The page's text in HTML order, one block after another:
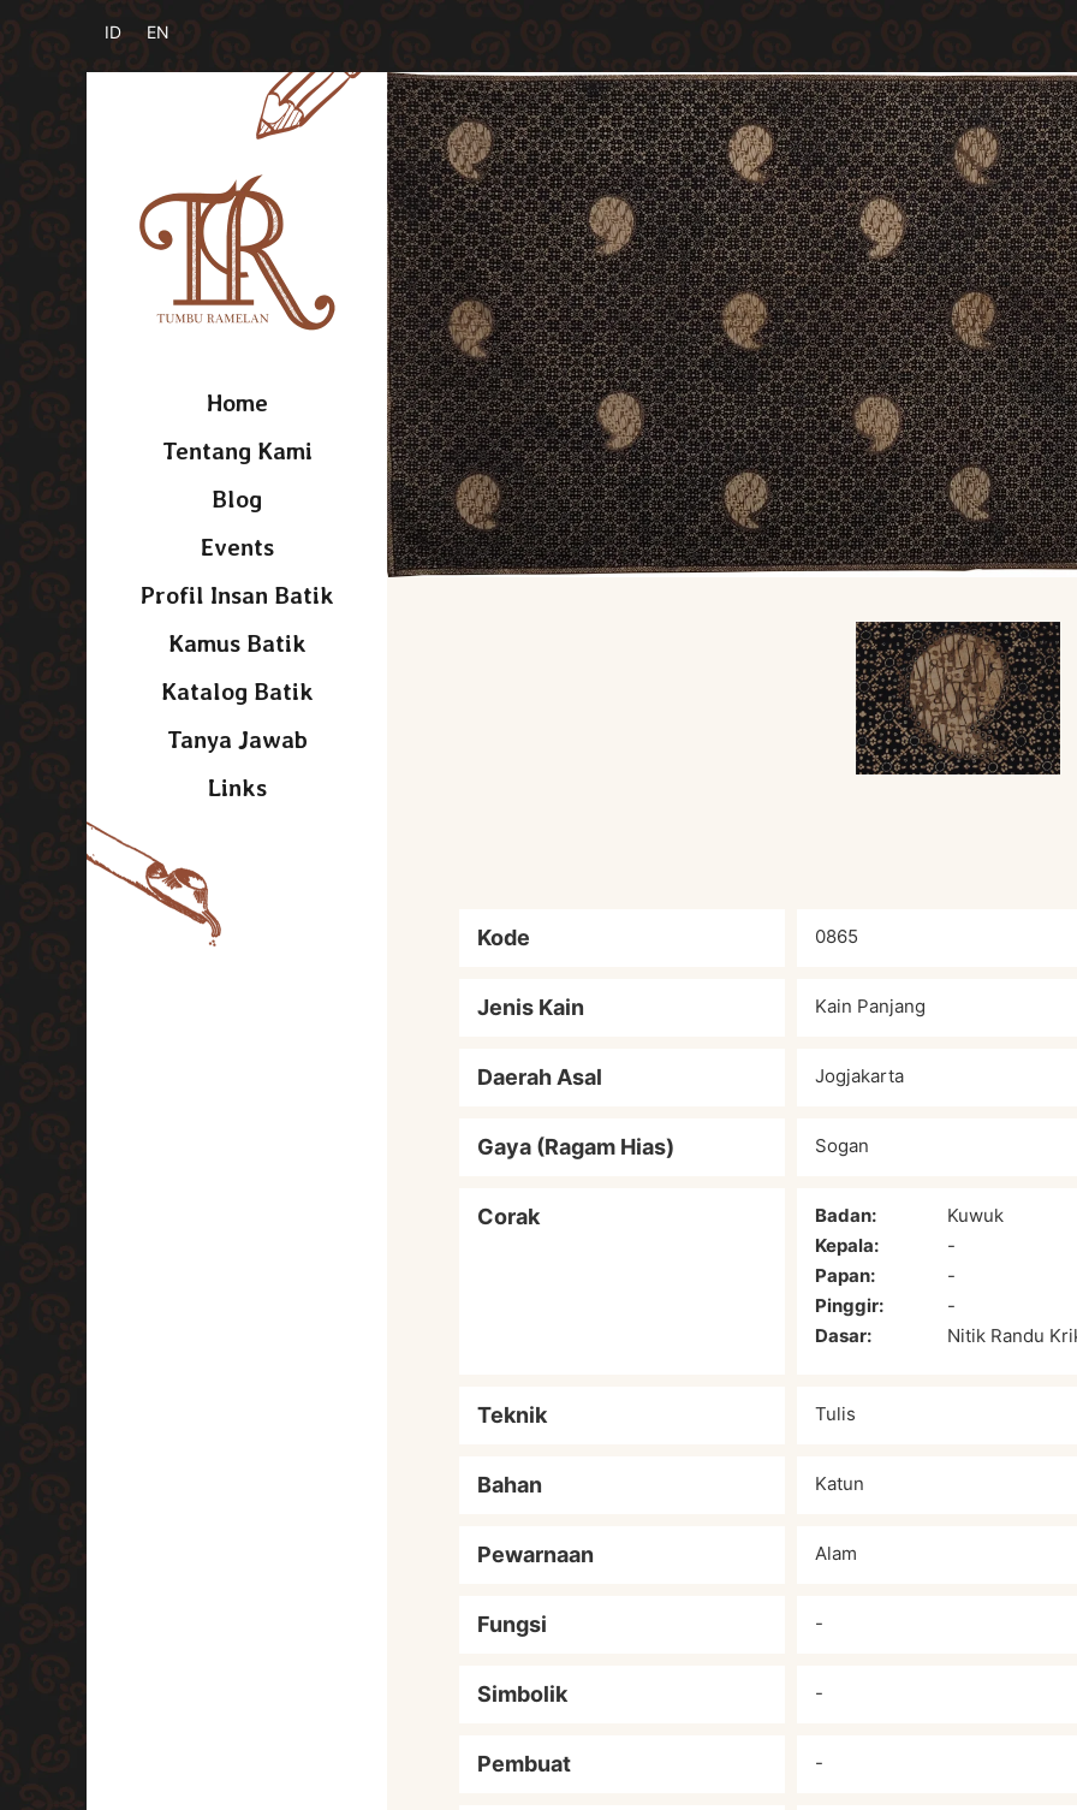
Home
Tentang Kami
Blog
Events
Profil Insan Batik
Kamus Batik
Katalog Batik
Tanya Jawab
Links
Kode 0865
Jenis Kain Kain Panjang
Daerah Asal Jogjakarta
Gaya (Ragam Hias) Sogan
Corak Badan:
Kuwuk
Kepala:
-
Papan:
-
Pinggir:
-
Dasar:
Nitik Randu
Teknik Tulis
Bahan Katun
Pewarnaan Alam
Fungsi -
Simbolik -
Pembuat -